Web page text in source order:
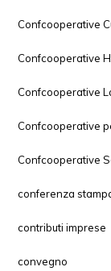
Confcooperative
Confcooperative
Confcooperative
Confcooperative
Confcooperative
conferenza
contributi imprese
convegno